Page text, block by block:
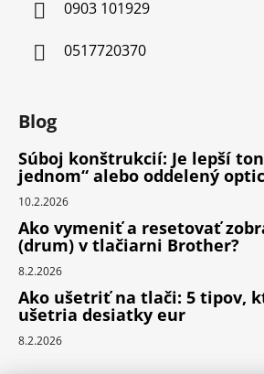
0903 101929
0517720370
Blog
Súboj konštrukcií: Je lepší
jednom“ alebo oddelený
10.2.2026
Ako vymeniť a resetovať
(drum) v tlačiarni Brother?
8.2.2026
Ako ušetriť na tlači: 5 tipov,
ušetria desiatky eur
8.2.2026